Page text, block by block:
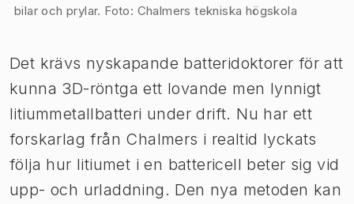
bilar och prylar. Foto: Chalmers tekniska högskola
Det krävs nyskapande batteridoktorer för att
kunna 3D-röntga ett lovande men lynnigt
litiummetallbatteri under drift. Nu har ett
forskarlag från Chalmers i realtid lyckats
följa hur litiumet i en battericell beter sig vid
upp- och urladdning. Den nya metoden kan